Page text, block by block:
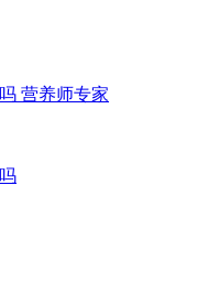
营养师专家